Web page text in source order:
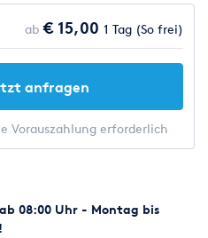
ab € 15,00 1 Tag (So frei)
anfragen
Vorauszahlung erforderlich
08:00 Uhr - Montag bis